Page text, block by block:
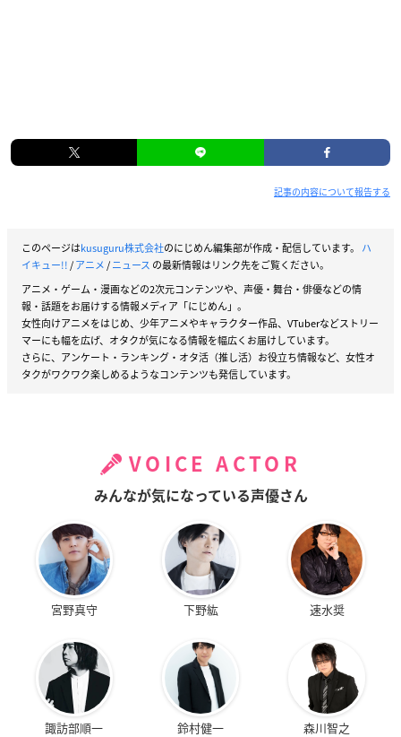
記事の内容について報告する
このページはkusuguru株式会社のにじめん編集部が作成・配信しています。 ハ
イキュー!!/アニメ/ニュース の最新情報はリンク先をご覧ください。
アニメ・ゲーム・漫画などの2次元コンテンツや、声優・舞台・俳優などの情
報・話題をお届けする情報メディア「にじめん」。
女性向けアニメをはじめ、少年アニメやキャラクター作品、VTuberなどストリー
マーにも幅を広げ、オタクが気になる情報を幅広くお届けしています。
さらに、アンケート・ランキング・オタ活（推し活）お役立ち情報など、女性オ
タクがワクワク楽しめるようなコンテンツも発信しています。
VOICE ACTOR
みんなが気になっている声優さん
宮野真守 下野紘 速水奨
諏訪部順一 鈴村健一 森川智之